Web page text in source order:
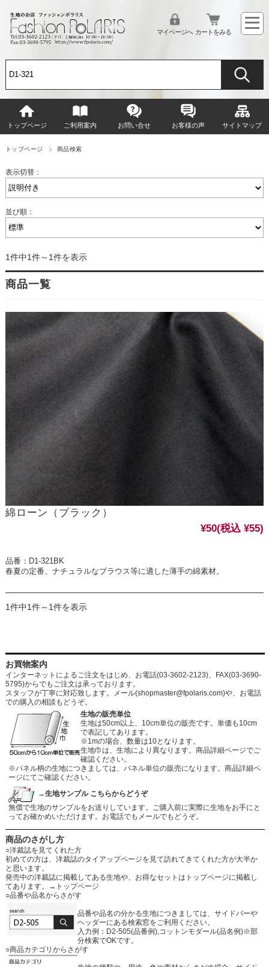
マイページへ カートをみる
トップページ ご利用案内 お問い合せ お客様の声 サイトマップ
トップページ 商品検索
表示切替：
並び順：
1件中1件～1件を表示
商品一覧
綿ローン（ブラック）
¥50(税込 ¥55)
品番：D1-321BK
春夏の定番、ナチュラルなブラウス等に適した薄手の綿素材。
1件中1件～1件を表示
お買物案内
インターネットによるご注文をはじめ、お電話(03-3602-2123)、FAX(03-3690-
5795)からでもご注文は承っております。
スタッフが丁寧に対応致します。メール(shopmaster@fpolaris.com)や、お電話
での購入の相談もどうぞ。
生地の販売単位
生地は50cm以上、10cm単位の販売です。単価も10cm
で表記してあります。
※1mの場合、数量は10となります。
生地巾は、生地により異なります。商品詳細ページでご
確認ください。
※パネル柄の生地につきましては、パネル単位の販売になります。商品詳細ペ
ージにてご確認ください。
→生地サンプル こちらからどうぞ
無償で生地のサンプルをお送りしています。ご購入前に実際に生地をお手にと
ってお確かめいただけます。お電話でもメールでもどうぞ。
商品のさがし方
○洋裁誌を見てくれた方
初めての方は、洋裁誌のタイアップページを見て訪れてきてくれた方が大半か
と思います。
発売中の洋裁誌に掲載してある生地や、お得なセットはトップページに掲載し
てあります。
→トップページ
○品番や品名からさがす
品番や品名の分かる生地につきましては、サイドバーや
ヘッダーにある検索窓をご利用ください。
入力例：D2-505(品番例),コットンモダール(品名例)※部
分検索でOKです。
○商品カテゴリからさがす